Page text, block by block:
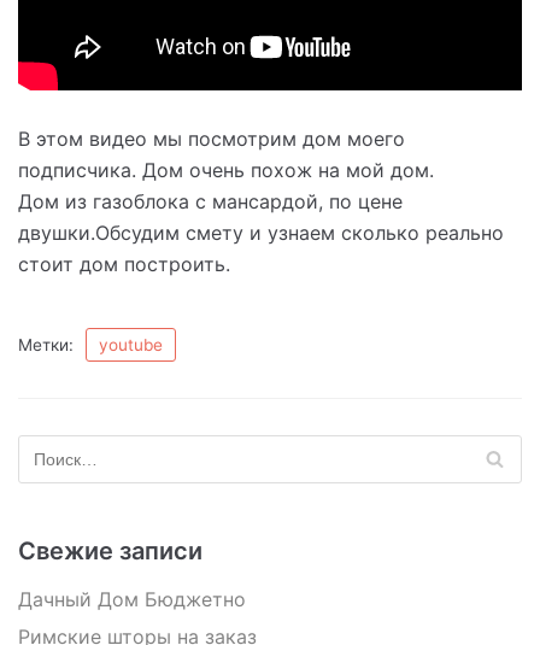
В этом видео мы посмотрим дом моего
подписчика. Дом очень похож на мой дом.
Дом из газоблока с мансардой, по цене
двушки.Обсудим смету и узнаем сколько реально
стоит дом построить.
Метки: youtube
Свежие записи
Дачный Дом Бюджетно
Римские шторы на заказ